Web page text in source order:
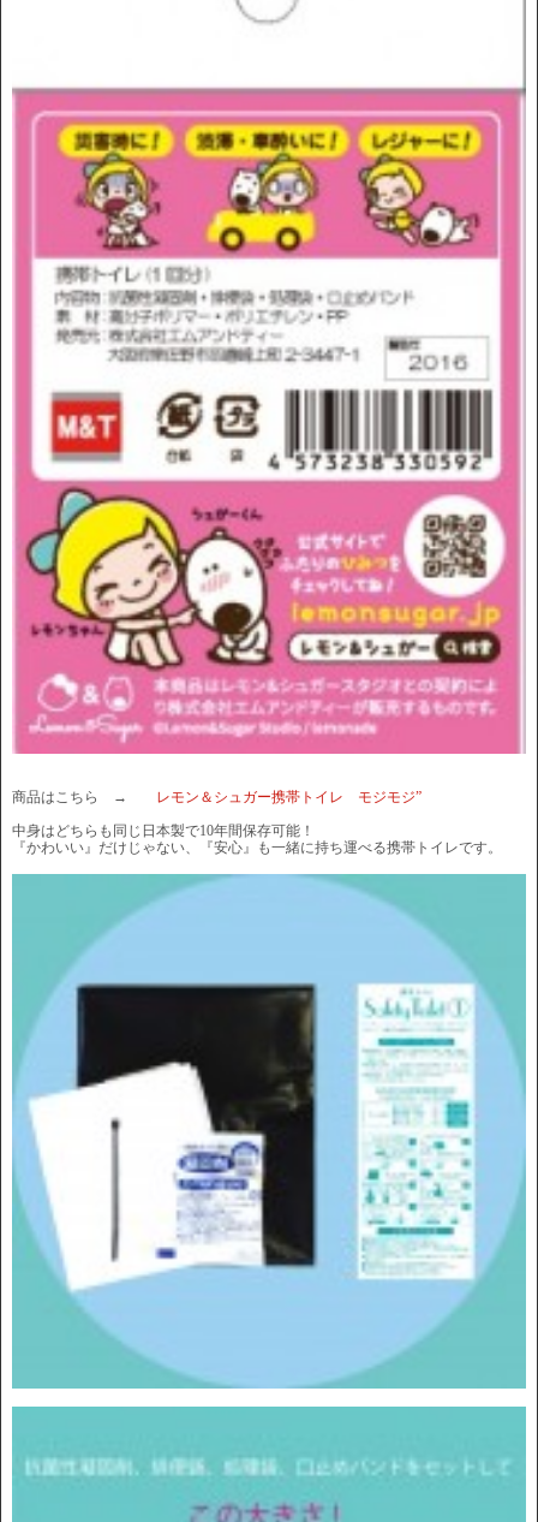
商品はこちら → レモン＆シュガー携帯トイレ モジモジ”
中身はどちらも同じ日本製で10年間保存可能！
『かわいい』だけじゃない、『安心』も一緒に持ち運べる携帯トイレです。